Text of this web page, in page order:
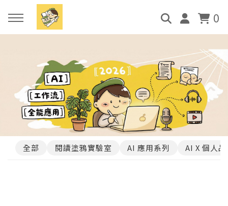
0
AI 課程
AI 全能宇宙講師班
AI 網頁實戰課
學員見證
作品集
文章資源
AI 應用系列
AI X 個人品牌
聯絡合作
課程與合作洽詢
加入 LINE 好友
全部 閱讀塗鴉實驗室 AI 應用系列 AI X 個人